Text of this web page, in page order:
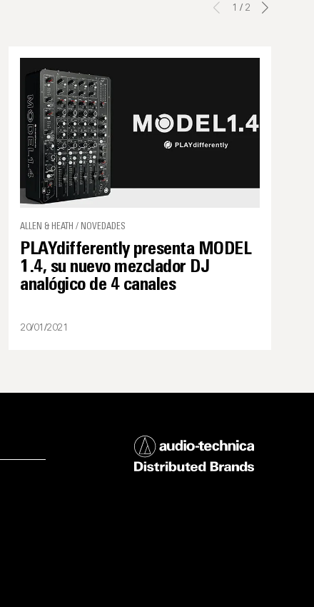
ALLEN & HEATH / NOVEDADES
PLAYdifferently presenta MODEL
1.4, su nuevo mezclador DJ
analógico de 4 canales
20/01/2021
1 / 2